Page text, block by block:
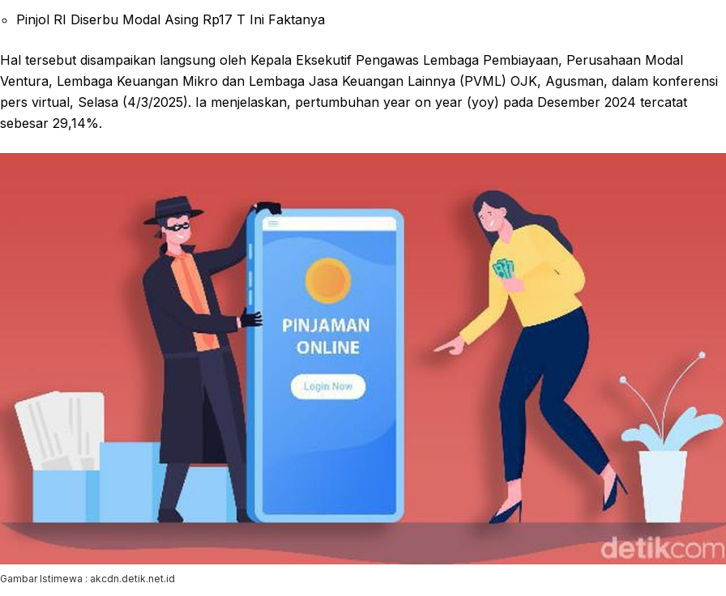
Pinjol RI Diserbu Modal Asing Rp17 T Ini Faktanya
Hal tersebut disampaikan langsung oleh Kepala Eksekutif Pengawas Lembaga Pembiayaan, Perusahaan Modal
Ventura, Lembaga Keuangan Mikro dan Lembaga Jasa Keuangan Lainnya (PVML) OJK, Agusman, dalam konferensi
pers virtual, Selasa (4/3/2025). Ia menjelaskan, pertumbuhan year on year (yoy) pada Desember 2024 tercatat
sebesar 29,14%.
Gambar Istimewa : akcdn.detik.net.id